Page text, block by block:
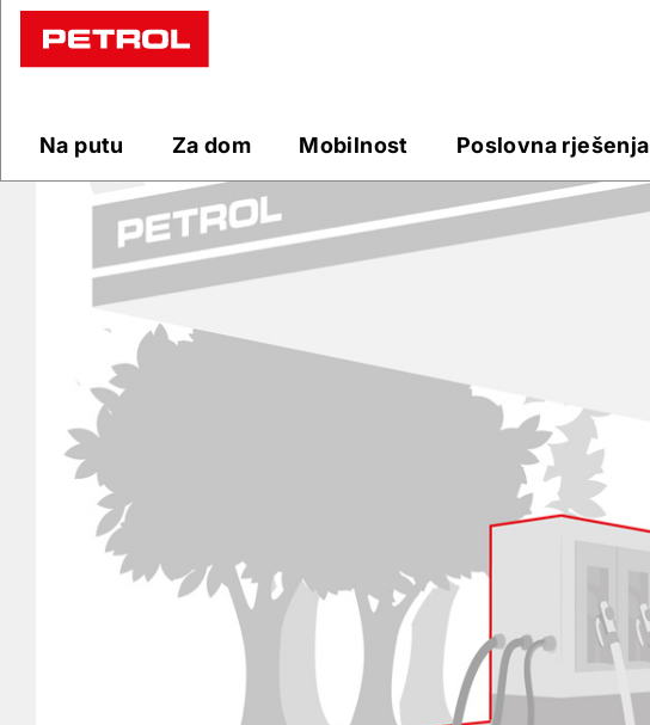
Prodajna
mjesta
Na putu Za dom Mobilnost Poslovna rješenja